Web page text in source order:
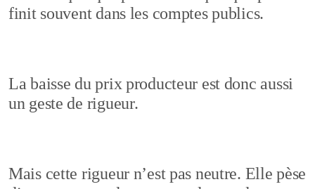
finit souvent dans les comptes publics.
La baisse du prix producteur est donc aussi
un geste de rigueur.
Mais cette rigueur n’est pas neutre. Elle pèse